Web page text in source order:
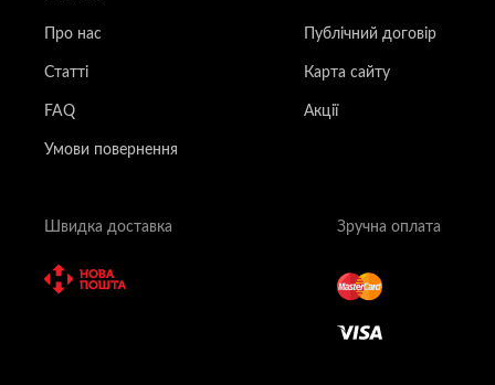
Про нас Публічний договір
Статті Карта сайту
FAQ Акції
Умови повернення
Швидка доставка Зручна оплата